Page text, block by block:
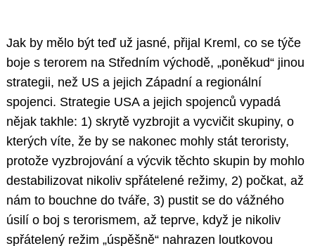
Jak by mělo být teď už jasné, přijal Kreml, co se týče
boje s terorem na Středním východě, „poněkud“ jinou
strategii, než US a jejich Západní a regionální
spojenci. Strategie USA a jejich spojenců vypadá
nějak takhle: 1) skrytě vyzbrojit a vycvičit skupiny, o
kterých víte, že by se nakonec mohly stát teroristy,
protože vyzbrojování a výcvik těchto skupin by mohlo
destabilizovat nikoliv spřátelené režimy, 2) počkat, až
nám to bouchne do tváře, 3) pustit se do vážného
úsilí o boj s terorismem, až teprve, když je nikoliv
spřátelený režim „úspěšně“ nahrazen loutkovou